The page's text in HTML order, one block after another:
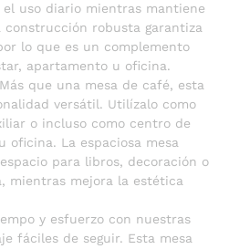
uso diario mientras mantiene
construcción robusta garantiza
lo que es un complemento
apartamento u oficina.
que una mesa de café, esta
versátil. Utilízalo como
o incluso como centro de
oficina. La espaciosa mesa
para libros, decoración o
mientras mejora la estética
y esfuerzo con nuestras
fáciles de seguir. Esta mesa